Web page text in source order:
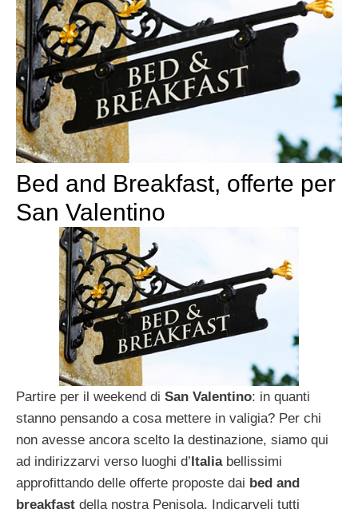
Bed and Breakfast, offerte per
San Valentino
Partire per il weekend di San Valentino: in quanti
stanno pensando a cosa mettere in valigia? Per chi
non avesse ancora scelto la destinazione, siamo qui
ad indirizzarvi verso luoghi d’Italia bellissimi
approfittando delle offerte proposte dai bed and
breakfast della nostra Penisola. Indicarveli tutti